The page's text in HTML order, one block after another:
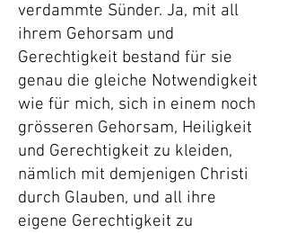
verdammte Sünder. Ja, mit all
ihrem Gehorsam und
Gerechtigkeit bestand für sie
genau die gleiche Notwendigkeit
wie für mich, sich in einem noch
grösseren Gehorsam, Heiligkeit
und Gerechtigkeit zu kleiden,
nämlich mit demjenigen Christi
durch Glauben, und all ihre
eigene Gerechtigkeit zu